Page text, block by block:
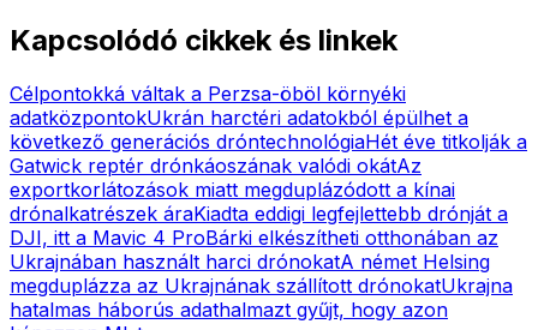
Kapcsolódó cikkek és linkek
Célpontokká váltak a Perzsa-öböl környéki
adatközpontokUkrán harctéri adatokból épülhet a
következő generációs dróntechnológiaHét éve titkolják a
Gatwick reptér drónkáoszának valódi okátAz
exportkorlátozások miatt megduplázódott a kínai
drónalkatrészek áraKiadta eddigi legfejlettebb drónját a
DJI, itt a Mavic 4 ProBárki elkészítheti otthonában az
Ukrajnában használt harci drónokatA német Helsing
megduplázza az Ukrajnának szállított drónokatUkrajna
hatalmas háborús adathalmazt gyűjt, hogy azon